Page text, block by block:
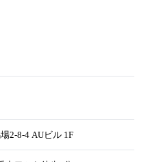
2-8-4 AUビル 1F